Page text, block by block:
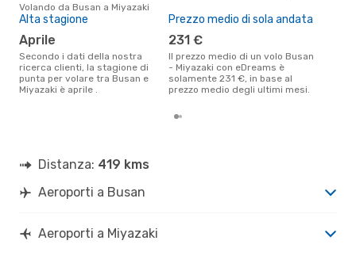
Volando da Busan a Miyazaki
Alta stagione
aprile
Secondo i dati della nostra
ricerca clienti, la stagione di
punta per volare tra Busan e
Miyazaki è aprile .
Prezzo medio di sola andata
231 €
Il prezzo medio di un volo Busan
- Miyazaki con eDreams è
solamente 231 €, in base al
prezzo medio degli ultimi mesi.
Distanza: 419 kms
Aeroporti a Busan
Aeroporti a Miyazaki